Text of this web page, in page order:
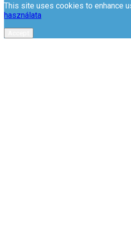
This site uses cookies to enhance
használata